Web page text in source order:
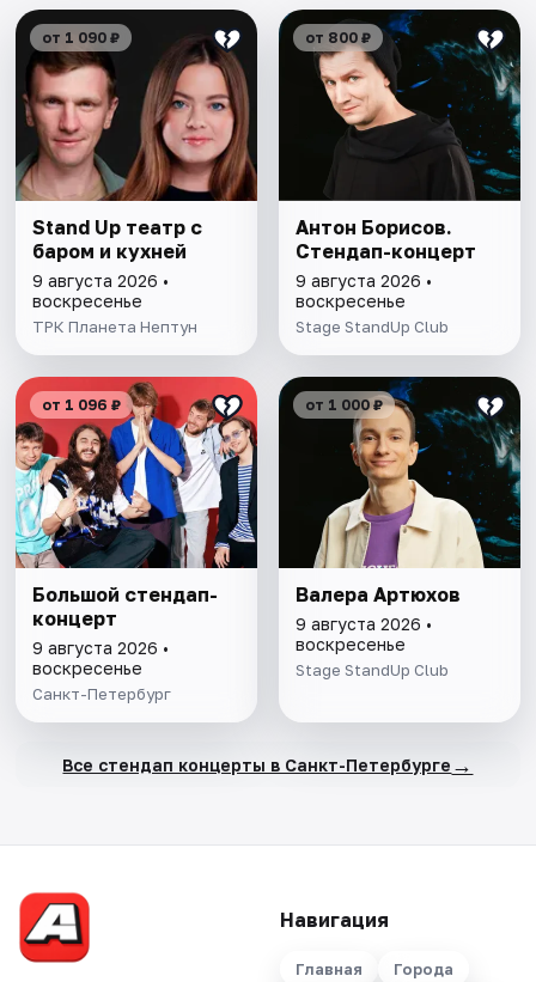
от 1 090 ₽
Stand Up театр с
баром и кухней
9 августа 2026 •
воскресенье
ТРК Планета Нептун
от 800 ₽
Антон Борисов.
Стендап-концерт
9 августа 2026 •
воскресенье
Stage StandUp Club
от 1 096 ₽
Большой стендап-
концерт
9 августа 2026 •
воскресенье
Санкт-Петербург
от 1 000 ₽
Валера Артюхов
9 августа 2026 •
воскресенье
Stage StandUp Club
Все стендап концерты в Санкт-Петербурге →
Навигация
Главная Города